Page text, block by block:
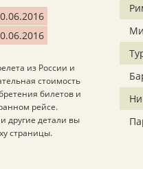
из России и
стоимость
билетов и
рейсе.
другие детали вы
страницы.